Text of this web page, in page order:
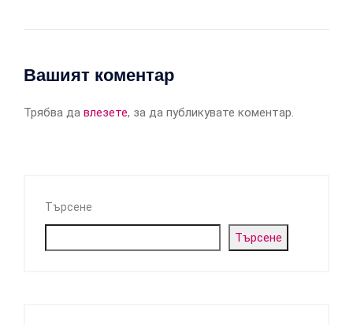
Вашият коментар
Трябва да влезете, за да публикувате коментар.
Търсене
Търсене